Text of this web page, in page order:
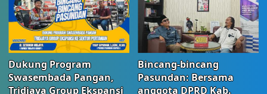
Dukung Program
Swasembada Pangan,
Tridjaya Group Ekspansi
Bincang-bincang
Pasundan: Bersama
anggota DPRD Kab.